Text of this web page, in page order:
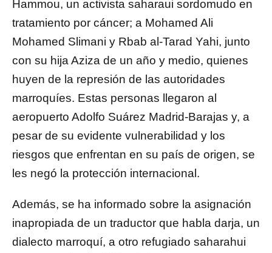
Hammou, un activista saharaui sordomudo en
tratamiento por cáncer; a Mohamed Ali
Mohamed Slimani y Rbab al-Tarad Yahi, junto
con su hija Aziza de un año y medio, quienes
huyen de la represión de las autoridades
marroquíes. Estas personas llegaron al
aeropuerto Adolfo Suárez Madrid-Barajas y, a
pesar de su evidente vulnerabilidad y los
riesgos que enfrentan en su país de origen, se
les negó la protección internacional.
Además, se ha informado sobre la asignación
inapropiada de un traductor que habla darja, un
dialecto marroquí, a otro refugiado saharahui